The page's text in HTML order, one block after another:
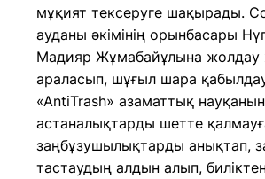
мұқият тексеруге шақырады.
ауданы әкімінің орынбасары
Мадияр Жұмабайұлына жолдау
араласып, шұғыл шара
«AntiTrash» азаматтық
астаналықтарды шетте
заңбұзушылықтарды анықтап,
тастаудың алдын алып,